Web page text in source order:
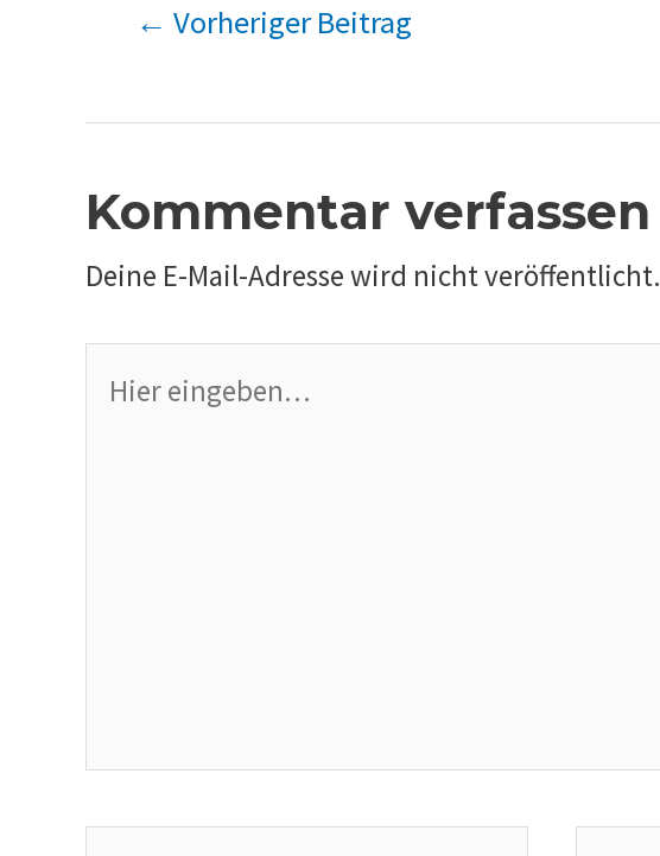
← Vorheriger Beitrag
Kommentar verfassen
Deine E-Mail-Adresse wird nicht veröffentlicht.
eingeben…